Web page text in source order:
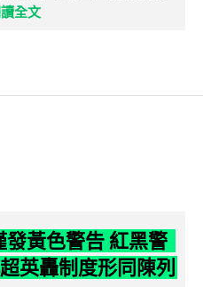
全文
黃色警告 紅黑警
英轟制度形同陳列